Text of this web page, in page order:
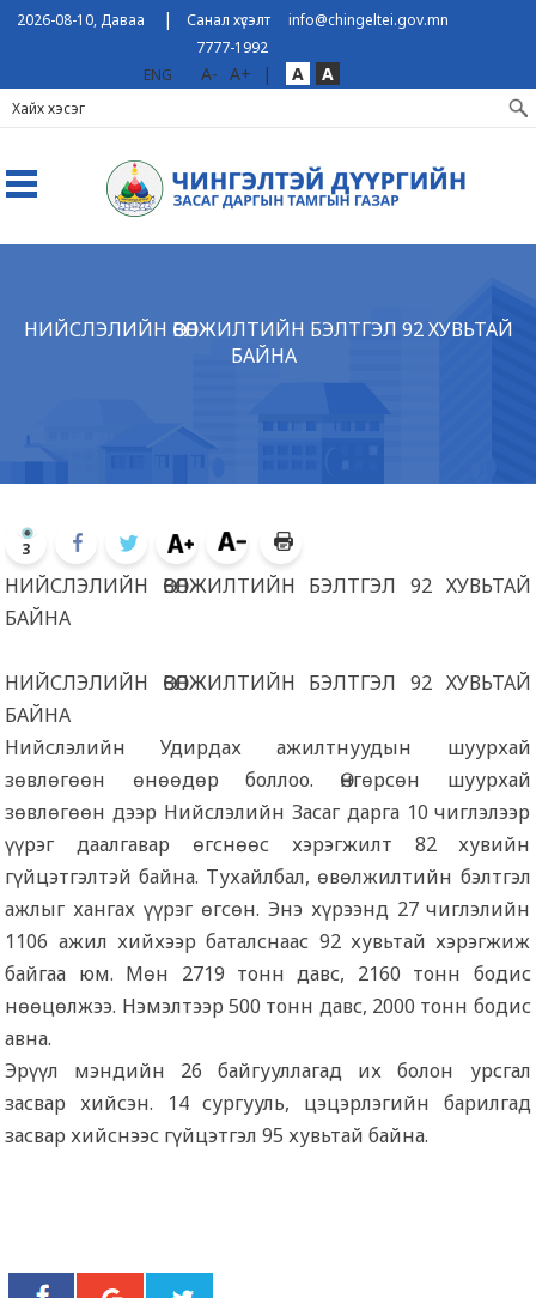
2026-08-10, Даваа | Санал хүсэлт
info@chingeltei.gov.mn
7777-1992
ENG
A- A+ | A A
НИЙСЛЭЛИЙН ӨВӨЛЖИЛТИЙН БЭЛТГЭЛ 92 ХУВЬТАЙ
БАЙНА
3
НИЙСЛЭЛИЙН ӨВӨЛЖИЛТИЙН БЭЛТГЭЛ 92 ХУВЬТАЙ
БАЙНА
НИЙСЛЭЛИЙН ӨВӨЛЖИЛТИЙН БЭЛТГЭЛ 92 ХУВЬТАЙ
БАЙНА
Нийслэлийн Удирдах ажилтнуудын шуурхай
зөвлөгөөн өнөөдөр боллоо. Өнгөрсөн шуурхай
зөвлөгөөн дээр Нийслэлийн Засаг дарга 10 чиглэлээр
үүрэг даалгавар өгснөөс хэрэгжилт 82 хувийн
гүйцэтгэлтэй байна. Тухайлбал, өвөлжилтийн бэлтгэл
ажлыг хангах үүрэг өгсөн. Энэ хүрээнд 27 чиглэлийн
1106 ажил хийхээр баталснаас 92 хувьтай хэрэгжиж
байгаа юм. Мөн 2719 тонн давс, 2160 тонн бодис
нөөцөлжээ. Нэмэлтээр 500 тонн давс, 2000 тонн бодис
авна.
Эрүүл мэндийн 26 байгууллагад их болон урсгал
засвар хийсэн. 14 сургууль, цэцэрлэгийн барилгад
засвар хийснээс гүйцэтгэл 95 хувьтай байна.